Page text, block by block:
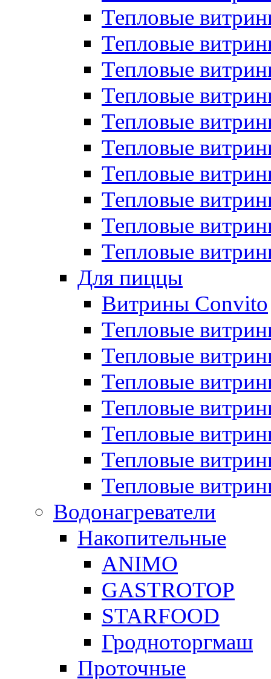
Тепловые
Тепловые
Тепловые
Тепловые
Тепловые
Тепловые
Тепловые
Тепловые
Тепловые
Тепловые
Для пиццы
Витрины Convito
Тепловые
Тепловые
Тепловые
Тепловые
Тепловые
Тепловые
Тепловые
Водонагреватели
Накопительные
ANIMO
GASTROTOP
STARFOOD
Гродноторгмаш
Проточные